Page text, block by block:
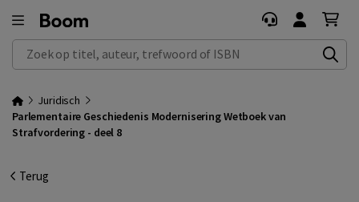
Zoek op titel, auteur, trefwoord of ISBN
Juridisch
Parlementaire Geschiedenis Modernisering Wetboek van
Strafvordering - deel 8
Terug